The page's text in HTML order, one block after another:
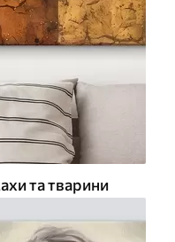
та тварини